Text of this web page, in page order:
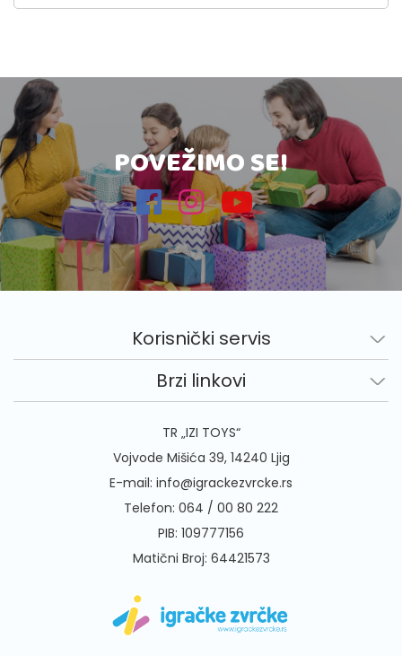
POVEŽIMO SE!
Korisnički servis
Brzi linkovi
TR „IZI TOYS“
Vojvode Mišića 39, 14240 Ljig
E-mail: info@igrackezvrcke.rs
Telefon: 064 / 00 80 222
PIB: 109777156
Matični Broj: 64421573